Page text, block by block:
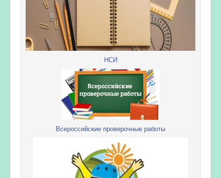
НСИ
Всероссийские проверочные работы